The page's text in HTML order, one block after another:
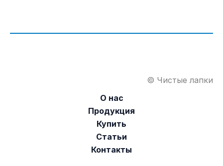
О нас
Продукция
Купить
Статьи
Контакты
© Чистые лапки